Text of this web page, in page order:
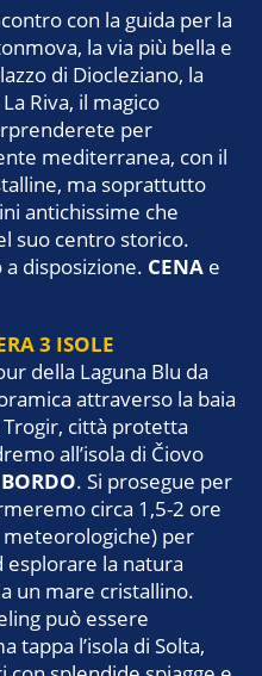
con la guida per la
la via più bella e
di Diocleziano, la
Riva, il magico
per
mediterranea, con il
ma soprattutto
antichissime che
suo centro storico.
disposizione. CENA e
3 ISOLE
della Laguna Blu da
attraverso la baia
Trogir, città protetta
all’isola di Čiovo
. Si prosegue per
circa 1,5-2 ore
meteorologiche) per
la natura
un mare cristallino.
può essere
tappa l’isola di Solta,